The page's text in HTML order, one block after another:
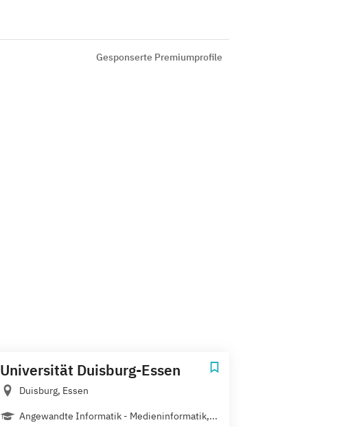
Gesponserte Premiumprofile
Universität Duisburg-Essen
Duisburg, Essen
Angewandte Informatik - Medieninformatik,...